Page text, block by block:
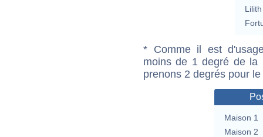
Lilith
* Comme il est
moins de 1 degré de la
prenons 2 degrés pour
Maison 1
Maison 2